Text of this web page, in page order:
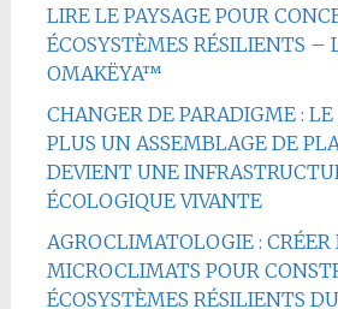
LIRE LE PAYSAGE POUR
ÉCOSYSTÈMES RÉSILIENTS –
OMAKËYA™
CHANGER DE PARADIGME : LE
PLUS UN ASSEMBLAGE DE
DEVIENT UNE
ÉCOLOGIQUE VIVANTE
AGROCLIMATOLOGIE : CRÉER
MICROCLIMATS POUR
ÉCOSYSTÈMES RÉSILIENTS